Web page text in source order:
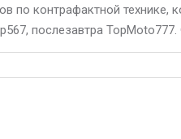
по контрафактной технике,
послезавтра